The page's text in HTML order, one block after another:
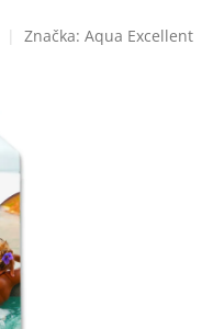
Značka: Aqua Excellent